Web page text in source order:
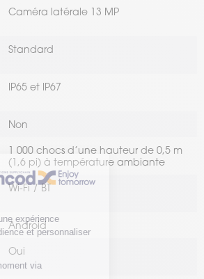
Caméra latérale 13 MP
Standard
IP65 et IP67
Non
1 000 chocs d’une hauteur de 0,5 m
(1,6 pi) à température ambiante
Wi-Fi BT
Android
Oui